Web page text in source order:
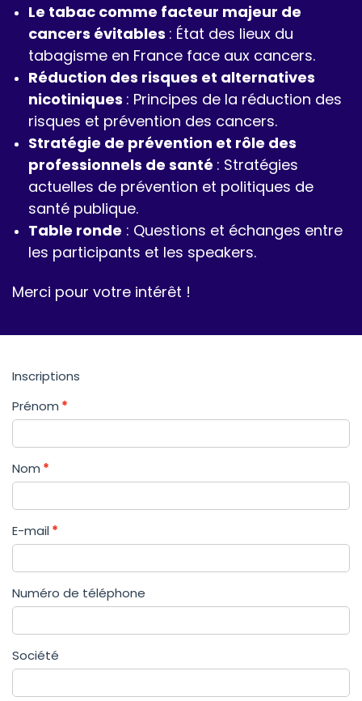
Le tabac comme facteur majeur de
cancers évitables : État des lieux du
tabagisme en France face aux cancers.
Réduction des risques et alternatives
nicotiniques : Principes de la réduction des
risques et prévention des cancers.
Stratégie de prévention et rôle des
professionnels de santé : Stratégies
actuelles de prévention et politiques de
santé publique.
Table ronde : Questions et échanges entre
les participants et les speakers.
Merci pour votre intérêt !
Inscriptions
Prénom
Nom
E-mail
Numéro de téléphone
Société